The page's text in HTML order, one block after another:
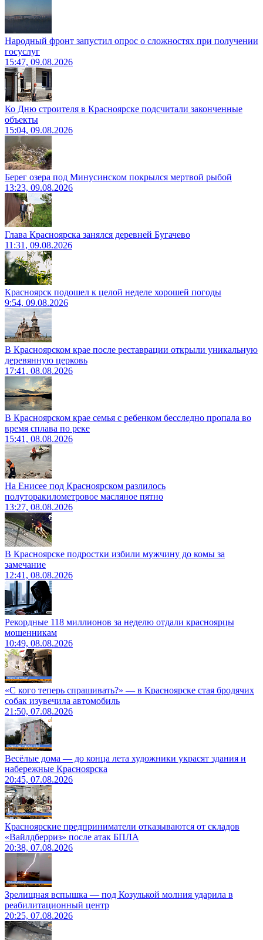
Народный фронт запустил опрос о сложностях при получении
госуслуг
15:47, 09.08.2026
Ко Дню строителя в Красноярске подсчитали законченные
объекты
15:04, 09.08.2026
Берег озера под Минусинском покрылся мертвой рыбой
13:23, 09.08.2026
Глава Красноярска занялся деревней Бугачево
11:31, 09.08.2026
Красноярск подошел к целой неделе хорошей погоды
9:54, 09.08.2026
В Красноярском крае после реставрации открыли уникальную
деревянную церковь
17:41, 08.08.2026
В Красноярском крае семья с ребенком бесследно пропала во
время сплава по реке
15:41, 08.08.2026
На Енисее под Красноярском разлилось
полуторакилометровое масляное пятно
13:27, 08.08.2026
В Красноярске подростки избили мужчину до комы за
замечание
12:41, 08.08.2026
Рекордные 118 миллионов за неделю отдали красноярцы
мошенникам
10:49, 08.08.2026
«С кого теперь спрашивать?» — в Красноярске стая бродячих
собак изувечила автомобиль
21:50, 07.08.2026
Весёлые дома — до конца лета художники украсят здания и
набережные Красноярска
20:45, 07.08.2026
Красноярские предприниматели отказываются от складов
«Вайлдберриз» после атак БПЛА
20:38, 07.08.2026
Зрелищная вспышка — под Козулькой молния ударила в
реабилитационный центр
20:25, 07.08.2026